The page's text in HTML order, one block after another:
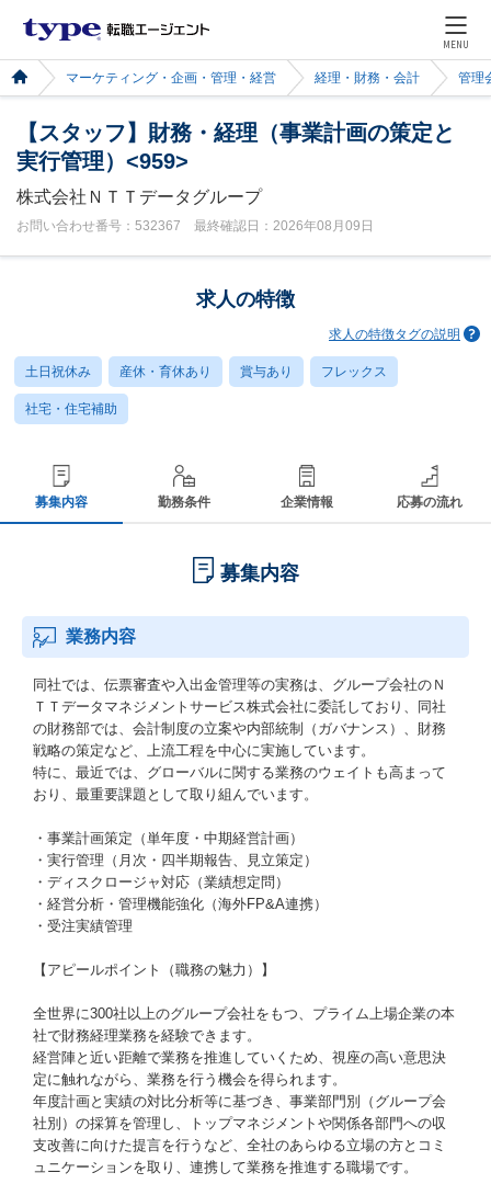
MENU
マーケティング・企画・管理・経営 経理・財務・会計 管理
【スタッフ】財務・経理（事業計画の策定と
実行管理）<959>
株式会社ＮＴＴデータグループ
お問い合わせ番号：532367 最終確認日：2026年08月09日
求人の特徴
求人の特徴タグの説明
土日祝休み 産休・育休あり 賞与あり フレックス
社宅・住宅補助
募集内容 勤務条件 企業情報 応募の流れ
募集内容
業務内容
同社では、伝票審査や入出金管理等の実務は、グループ会社のＮ
ＴＴデータマネジメントサービス株式会社に委託しており、同社
の財務部では、会計制度の立案や内部統制（ガバナンス）、財務
戦略の策定など、上流工程を中心に実施しています。
特に、最近では、グローバルに関する業務のウェイトも高まって
おり、最重要課題として取り組んでいます。
・事業計画策定（単年度・中期経営計画）
・実行管理（月次・四半期報告、見立策定）
・ディスクロージャ対応（業績想定問）
・経営分析・管理機能強化（海外FP&A連携）
・受注実績管理
【アピールポイント（職務の魅力）】
全世界に300社以上のグループ会社をもつ、プライム上場企業の本
社で財務経理業務を経験できます。
経営陣と近い距離で業務を推進していくため、視座の高い意思決
定に触れながら、業務を行う機会を得られます。
年度計画と実績の対比分析等に基づき、事業部門別（グループ会
社別）の採算を管理し、トップマネジメントや関係各部門への収
支改善に向けた提言を行うなど、全社のあらゆる立場の方とコミ
ュニケーションを取り、連携して業務を推進する職場です。